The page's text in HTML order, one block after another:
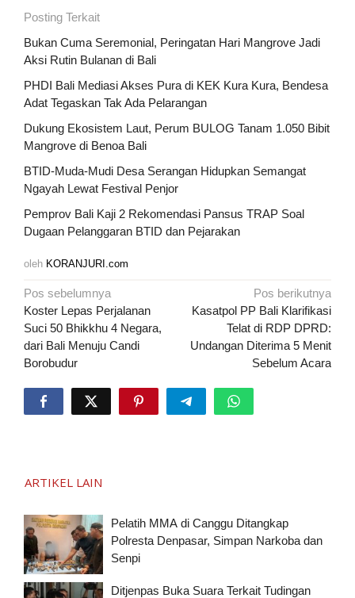
Posting Terkait
Bukan Cuma Seremonial, Peringatan Hari Mangrove Jadi
Aksi Rutin Bulanan di Bali
PHDI Bali Mediasi Akses Pura di KEK Kura Kura, Bendesa
Adat Tegaskan Tak Ada Pelarangan
Dukung Ekosistem Laut, Perum BULOG Tanam 1.050 Bibit
Mangrove di Benoa Bali
BTID-Muda-Mudi Desa Serangan Hidupkan Semangat
Ngayah Lewat Festival Penjor
Pemprov Bali Kaji 2 Rekomendasi Pansus TRAP Soal
Dugaan Pelanggaran BTID dan Pejarakan
oleh KORANJURI.com
Navigasi
pos
Pos sebelumnya
Koster Lepas Perjalanan
Suci 50 Bhikkhu 4 Negara,
dari Bali Menuju Candi
Borobudur
Pos berikutnya
Kasatpol PP Bali Klarifikasi
Telat di RDP DPRD:
Undangan Diterima 5 Menit
Sebelum Acara
ARTIKEL LAIN
Pelatih MMA di Canggu Ditangkap
Polresta Denpasar, Simpan Narkoba dan
Senpi
Ditjenpas Buka Suara Terkait Tudingan